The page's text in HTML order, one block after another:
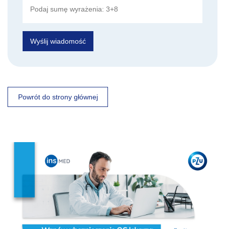
Wyślij wiadomość
Powrót do strony głównej